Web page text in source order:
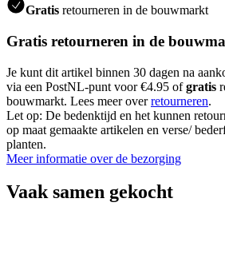
Gratis retourneren in de bouwmarkt
Gratis retourneren in de
Je kunt dit artikel binnen 30 dagen na
via een PostNL-punt voor €4.95 ofgratis
bouwmarkt. Lees meer overretourneren.
Let op: De bedenktijd en het kunnen
op maat gemaakte artikelen en verse/
planten.
Meer informatie over de bezorging
Vaak samen gekocht